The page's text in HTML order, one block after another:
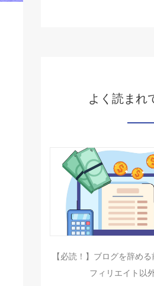
よく読まれ
【必読！】ブログを辞め
フィリエイト以